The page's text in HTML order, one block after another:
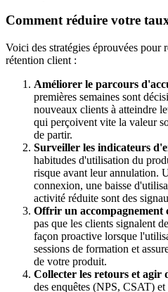
Comment réduire votre
Voici des stratégies éprouvées pour
rétention client :
Améliorer le parcours
premières semaines sont
nouveaux clients à atteindre
qui perçoivent vite la valeur
de partir.
Surveiller les indicateurs
habitudes d'utilisation du
risque avant leur annulation.
connexion, une baisse
activité réduite sont des
Offrir un accompagnement
pas que les clients signalent
façon proactive lorsque
sessions de formation et
de votre produit.
Collecter les retours et agir
des enquêtes (NPS, CSAT) et